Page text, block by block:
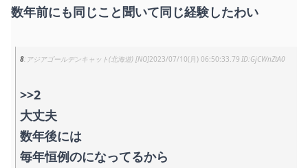
数年前にも同じこと聞いて同じ経験したわい
8 アジアゴールデンキャット(北海道) [NO]2023/07/10(月) 06:50:33.79 GjCWnZtA0
>>2
大丈夫
数年後には
毎年恒例のになってるから